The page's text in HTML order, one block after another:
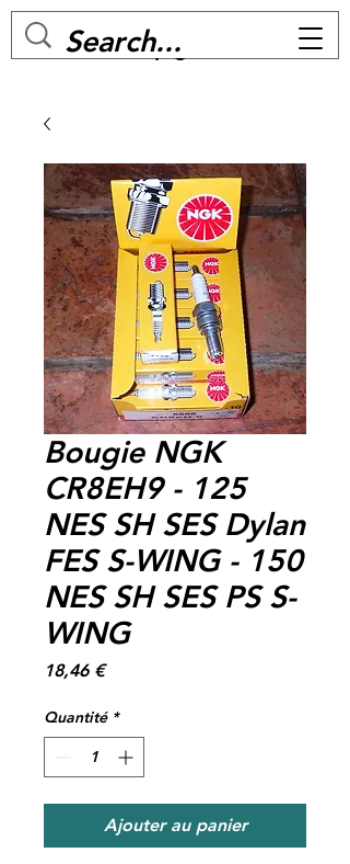
MC BIKE Perpignan
Bougie NGK
CR8EH9 - 125
NES SH SES Dylan
FES S-WING - 150
NES SH SES PS S-
WING
18,46 €Prix
Quantité *
Ajouter au panier